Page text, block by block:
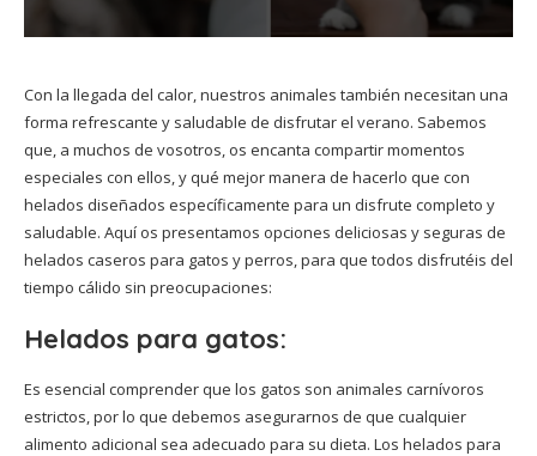
Con la llegada del calor, nuestros animales también necesitan una
forma refrescante y saludable de disfrutar el verano. Sabemos
que, a muchos de vosotros, os encanta compartir momentos
especiales con ellos, y qué mejor manera de hacerlo que con
helados diseñados específicamente para un disfrute completo y
saludable. Aquí os presentamos opciones deliciosas y seguras de
helados caseros para gatos y perros, para que todos disfrutéis del
tiempo cálido sin preocupaciones:
Helados para gatos:
Es esencial comprender que los gatos son animales carnívoros
estrictos, por lo que debemos asegurarnos de que cualquier
alimento adicional sea adecuado para su dieta. Los helados para